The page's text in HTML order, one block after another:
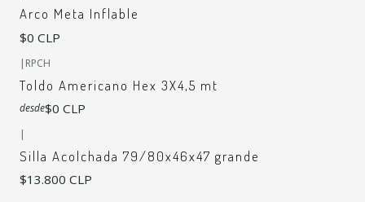
Arco Meta Inflable
$0 CLP
| RPCH
Toldo Americano Hex 3X4,5 mt
desde$0 CLP
|
Silla Acolchada 79/80x46x47 grande
$13.800 CLP